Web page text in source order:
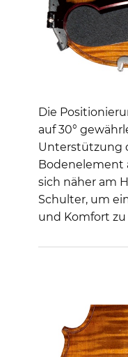
Die
auf 30°
Unterstützung
Bodenelement
sich näher am
Schulter, um
und Komfort